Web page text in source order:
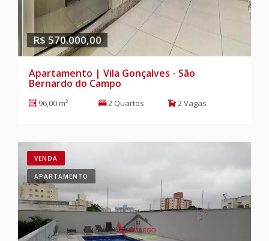
R$ 570.000,00
Apartamento | Vila Gonçalves - São
Bernardo do Campo
96,00 m² 2 Quartos 2 Vagas
VENDA
APARTAMENTO